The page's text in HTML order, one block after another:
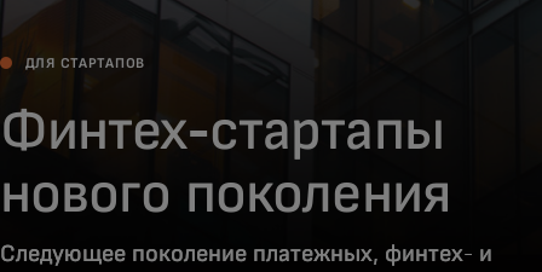
ДЛЯ СТАРТАПОВ
Финтех-стартапы
нового поколения
Следующее поколение платежных, финтех- и